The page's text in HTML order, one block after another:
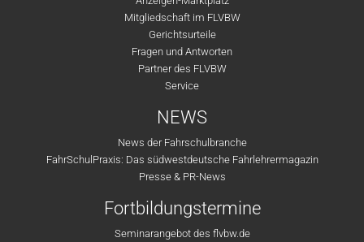
Mitgliedschaft im FLVBW
Gerichtsurteile
Fragen und Antworten
Partner des FLVBW
Service
NEWS
News der Fahrschulbranche
FahrSchulPraxis: Das südwestdeutsche Fahrlehrermagazin
Presse & PR-News
Fortbildungstermine
Seminarangebot des flvbw.de